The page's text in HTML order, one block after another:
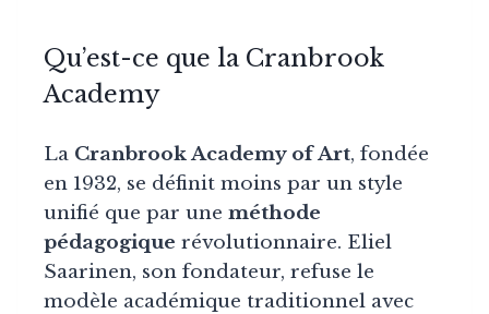
Qu’est-ce que la Cranbrook
Academy
La Cranbrook Academy of Art, fondée
en 1932, se définit moins par un style
unifié que par une méthode
pédagogique révolutionnaire. Eliel
Saarinen, son fondateur, refuse le
modèle académique traditionnel avec